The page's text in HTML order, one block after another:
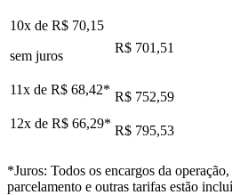
10x de R$ 70,15
sem juros
R$ 701,51
11x de R$ 68,42* R$ 752,59
12x de R$ 66,29* R$ 795,53
*Juros: Todos os encargos da
parcelamento e outras tarifas estão